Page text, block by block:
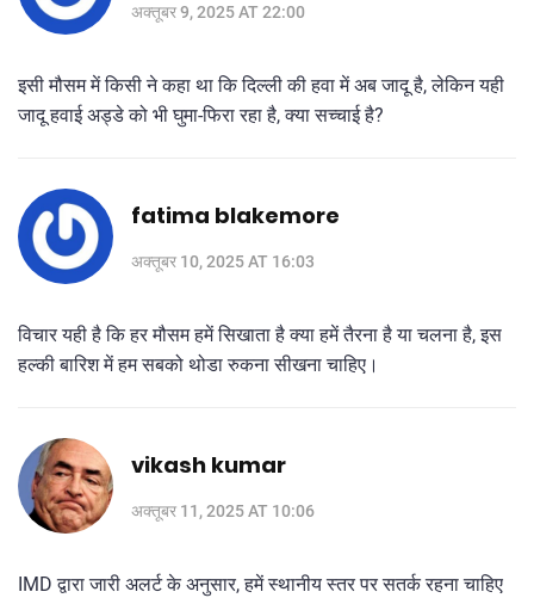
अक्तूबर 9, 2025 AT 22:00
इसी मौसम में किसी ने कहा था कि दिल्ली की हवा में अब जादू है, लेकिन यही
जादू हवाई अड्डे को भी घुमा-फिरा रहा है, क्या सच्चाई है?
fatima blakemore
अक्तूबर 10, 2025 AT 16:03
विचार यही है कि हर मौसम हमें सिखाता है क्या हमें तैरना है या चलना है, इस
हल्की बारिश में हम सबको थोडा रुकना सीखना चाहिए।
vikash kumar
अक्तूबर 11, 2025 AT 10:06
IMD द्वारा जारी अलर्ट के अनुसार, हमें स्थानीय स्तर पर सतर्क रहना चाहिए